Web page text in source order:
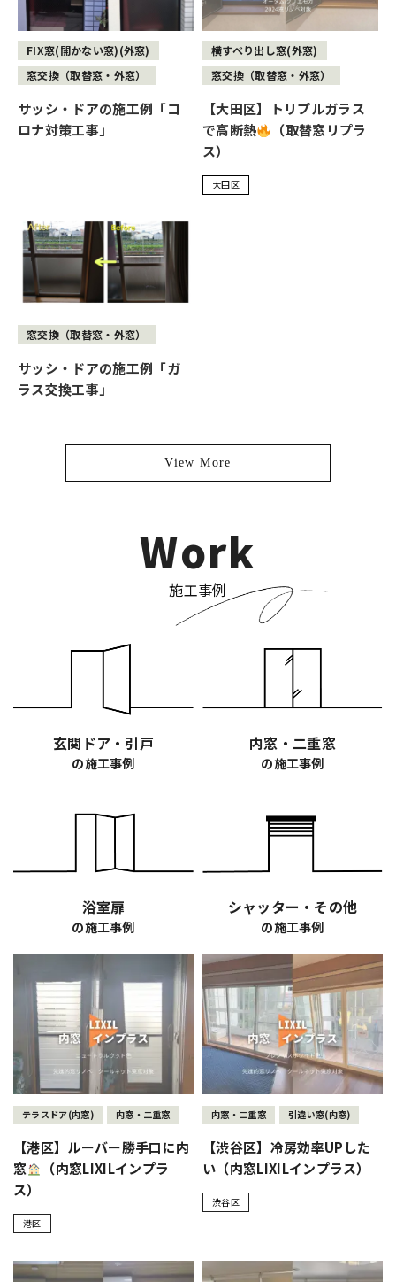
FIX窓(開かない窓)(外窓)
窓交換（取替窓・外窓）
サッシ・ドアの施工例「コ
ロナ対策工事」
横すべり出し窓(外窓)
窓交換（取替窓・外窓）
【大田区】トリプルガラス
で高断熱
（取替窓リプラ
ス）
大田区
窓交換（取替窓・外窓）
サッシ・ドアの施工例「ガ
ラス交換工事」
View More
Work
施工事例
玄関ドア・引戸
の施工事例
内窓・二重窓
の施工事例
浴室扉
の施工事例
シャッター・その他
の施工事例
テラスドア(内窓) 内窓・二重窓
【港区】ルーバー勝手口に内
窓
（内窓LIXILインプラ
ス）
港区
内窓・二重窓 引違い窓(内窓)
【渋谷区】冷房効率UPした
い（内窓LIXILインプラス）
渋谷区